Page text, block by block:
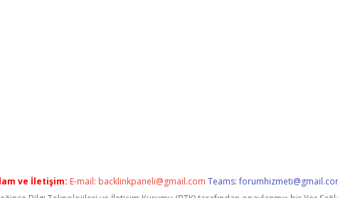
ve İletişim: E-mail: backlinkpaneli@gmail.com Teams: